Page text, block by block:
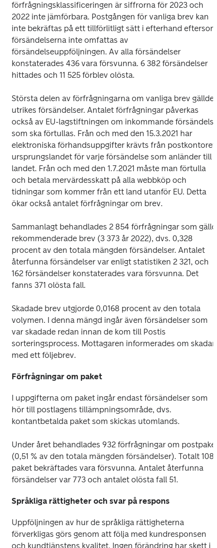
förfrågningsklassificeringen är siffrorna för 2023 och
2022 inte jämförbara. Postgången för vanliga brev kan
inte bekräftas på ett tillförlitligt sätt i efterhand eftersom
försändelserna inte omfattas av
försändelseuppföljningen. Av alla försändelser
konstaterades 436 vara försvunna. 6 382 försändelser
hittades och 11 525 förblev olösta.
Största delen av förfrågningarna om vanliga brev gällde
utrikes försändelser. Antalet förfrågningar påverkas
också av EU-lagstiftningen om inkommande
som ska förtullas. Från och med den 15.3.2021 har
elektroniska förhandsuppgifter krävts från postkontoret
ursprungslandet för varje försändelse som anländer till
landet. Från och med den 1.7.2021 måste man förtulla
och betala mervärdesskatt på alla webbköp och
tidningar som kommer från ett land utanför EU. Detta
ökar också antalet förfrågningar om brev.
Sammanlagt behandlades 2 854 förfrågningar som
rekommenderade brev (3 373 år 2022), dvs. 0,328
procent av den totala mängden försändelser. Antalet
återfunna försändelser var enligt statistiken 2 321, och
162 försändelser konstaterades vara försvunna. Det
fanns 371 olösta fall.
Skadade brev utgjorde 0,0168 procent av den totala
volymen. I denna mängd ingår även försändelser som
var skadade redan innan de kom till Postis
sorteringsprocess. Mottagaren informerades om skadan
med ett följebrev.
Förfrågningar om paket
I uppgifterna om paket ingår endast försändelser som
hör till postlagens tillämpningsområde, dvs.
kontantbetalda paket som skickas utomlands.
Under året behandlades 932 förfrågningar om
(0,51 % av den totala mängden försändelser). Totalt 108
paket bekräftades vara försvunna. Antalet återfunna
försändelser var 773 och antalet olösta fall 51.
Språkliga rättigheter och svar på respons
Uppföljningen av hur de språkliga rättigheterna
förverkligas görs genom att följa med kundresponsen
och kundtjänstens kvalitet. Ingen förändring har skett i